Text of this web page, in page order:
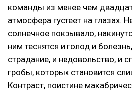
команды из менее чем
атмосфера густеет на глазах.
солнечное покрывало,
ним теснятся и голод и
страдание, и недовольство, и
гробы, которых становится
Контраст, поистине